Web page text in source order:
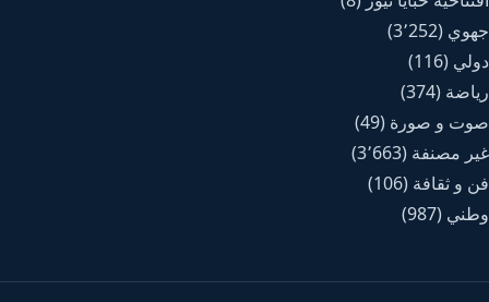
جهوي (3٬252)
دولي (116)
رياضة (374)
صوت و صورة (49)
غير مصنفة (3٬663)
فن و ثقافة (106)
وطني (987)